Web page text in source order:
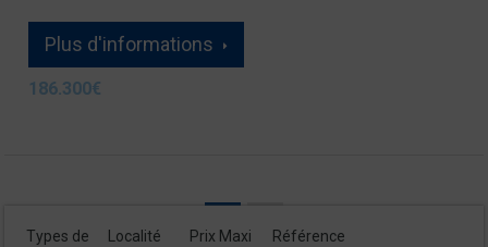
Plus d'informations
186.300€
Types de
Localité Prix Maxi Référence